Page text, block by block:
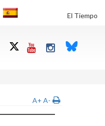
El Tiempo
A+ A-